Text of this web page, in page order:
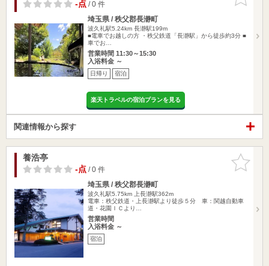
-点/ 0 件
埼玉県 / 秩父郡長瀞町
波久礼駅5.24km 長瀞駅199m
■電車でお越しの方 ・秩父鉄道「長瀞駅」から徒歩約3分 ■
車でお…
営業時間 11:30～15:30
入浴料金 ～
日帰り 宿泊
楽天トラベルの宿泊プランを見る
関連情報から探す
お気に入
りに追加
養浩亭
-点/ 0 件
埼玉県 / 秩父郡長瀞町
波久礼駅5.75km
上長瀞駅362m
電車：秩父鉄道・上長瀞駅より徒歩５分 車：関越自動車
道・花園ＩＣより…
営業時間
入浴料金 ～
宿泊